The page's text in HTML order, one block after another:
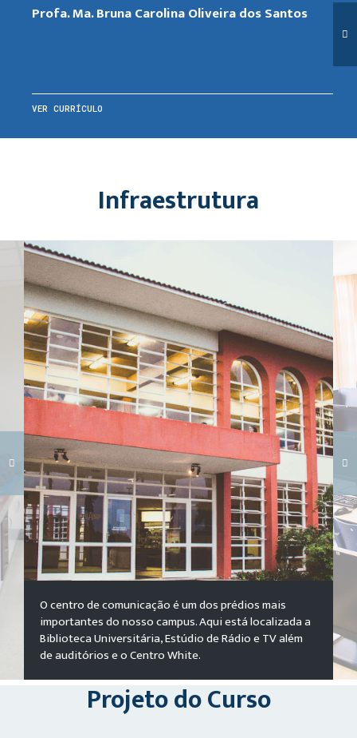
Profa. Ma. Bruna Carolina Oliveira dos Santos
VER CURRÍCULO
Infraestrutura
Carregando galeria...
O centro de comunicação é um dos prédios mais
importantes do nosso campus. Aqui está localizada a
Biblioteca Universitária, Estúdio de Rádio e TV além
de auditórios e o Centro White.
Projeto do Curso